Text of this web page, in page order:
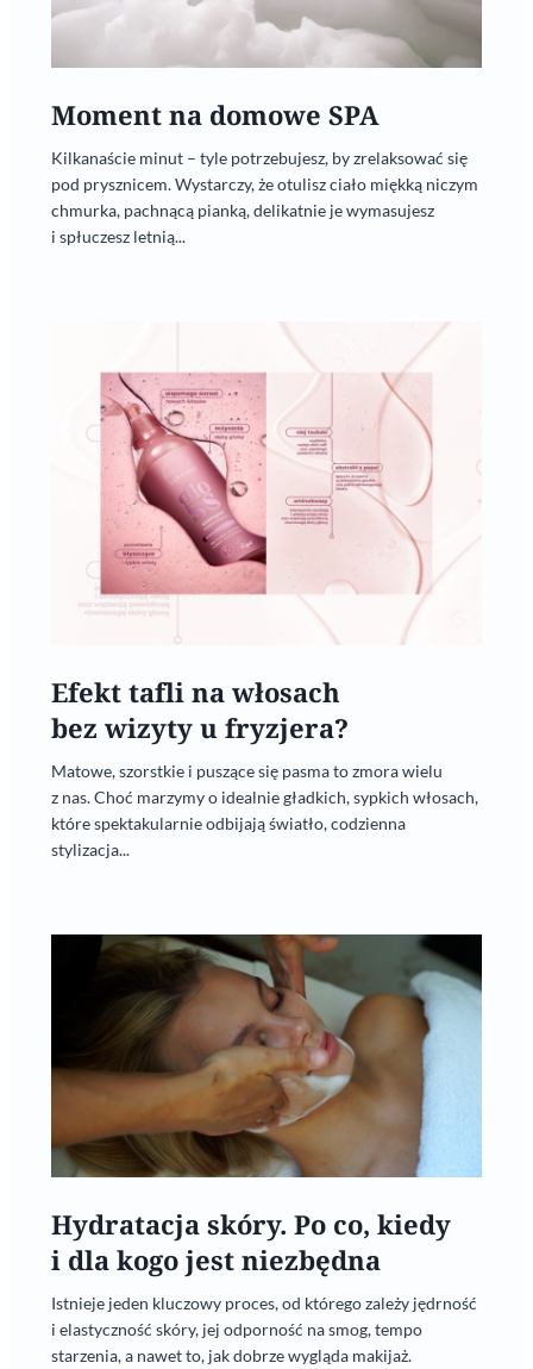
Moment na domowe SPA
Kilkanaście minut – tyle potrzebujesz, by zrelaksować się
pod prysznicem. Wystarczy, że otulisz ciało miękką niczym
chmurka, pachnącą pianką, delikatnie je wymasujesz
i spłuczesz letnią...
Efekt tafli na włosach
bez wizyty u fryzjera?
Matowe, szorstkie i puszące się pasma to zmora wielu
z nas. Choć marzymy o idealnie gładkich, sypkich włosach,
które spektakularnie odbijają światło, codzienna
stylizacja...
Hydratacja skóry. Po co, kiedy
i dla kogo jest niezbędna
Istnieje jeden kluczowy proces, od którego zależy jędrność
i elastyczność skóry, jej odporność na smog, tempo
starzenia, a nawet to, jak dobrze wygląda makijaż.